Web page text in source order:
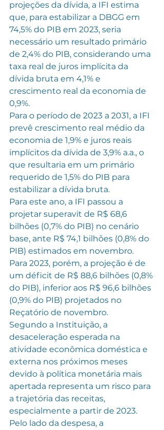
projeções da dívida, a IFI estima
que, para estabilizar a DBGG em
74,5% do PIB em 2023, seria
necessário um resultado primário
de 2,4% do PIB, considerando uma
taxa real de juros implícita da
dívida bruta em 4,1% e
crescimento real da economia de
0,9%.
Para o período de 2023 a 2031, a IFI
prevê crescimento real médio da
economia de 1,9% e juros reais
implícitos da dívida de 3,9% a.a., o
que resultaria em um primário
requerido de 1,5% do PIB para
estabilizar a dívida bruta.
Para este ano, a IFI passou a
projetar superavit de R$ 68,6
bilhões (0,7% do PIB) no cenário
base, ante R$ 74,1 bilhões (0,8% do
PIB) estimados em novembro.
Para 2023, porém, a projeção é de
um déficit de R$ 88,6 bilhões (0,8%
do PIB), inferior aos R$ 96,6 bilhões
(0,9% do PIB) projetados no
Reçatório de novembro.
Segundo a Instituição, a
desaceleração esperada na
atividade econômica doméstica e
externa nos próximos meses
devido à política monetária mais
apertada representa um risco para
a trajetória das receitas,
especialmente a partir de 2023.
Pelo lado da despesa, a